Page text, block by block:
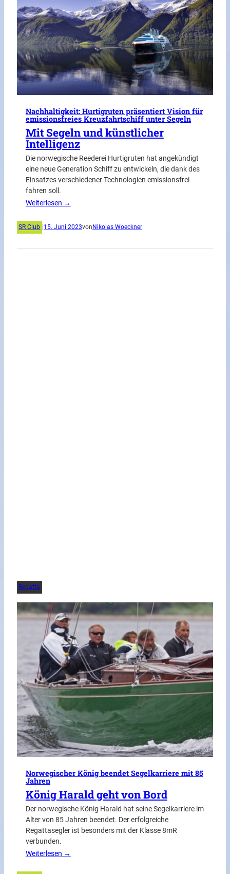
Nachhaltigkeit: Hurtigruten präsentiert Vision für
emissionsfreies Kreuzfahrtschiff unter Segeln
Mit Segeln und künstlicher
Intelligenz
Die norwegische Reederei Hurtigruten hat angekündigt
eine neue Generation Schiff zu entwickeln, die dank des
Einsatzes verschiedener Technologien emissionsfrei
fahren soll.
Weiterlesen →
SR Club 15. Juni 2023von Nikolas Woeckner
Regatta
Norwegischer König beendet Segelkarriere mit 85
Jahren
König Harald geht von Bord
Der norwegische König Harald hat seine Segelkarriere im
Alter von 85 Jahren beendet. Der erfolgreiche
Regattasegler ist besonders mit der Klasse 8mR
verbunden.
Weiterlesen →